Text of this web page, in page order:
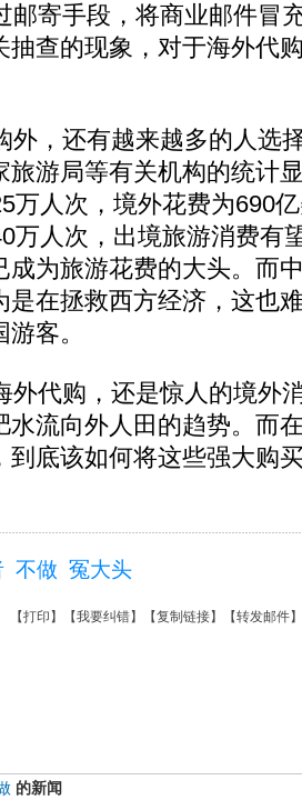
寄手段，将商业邮件冒
抽查的现象，对于海外代
，还有越来越多的人选
旅游局等有关机构的统计
万人次，境外花费为690
万人次，出境旅游消费有
成为旅游花费的大头。而
是在拯救西方经济，这也
客。
代购，还是惊人的境外
水流向外人田的趋势。而
到底该如何将这些强大购
不做 冤大头
【打印 】【我要纠错】【复制链接】【转发邮件
的新闻